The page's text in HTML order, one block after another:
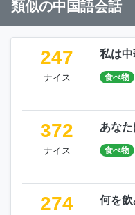
類似の中国語会話
247
ナイス
私は
食べ物
372
ナイス
あな
食べ物
274 何を飲